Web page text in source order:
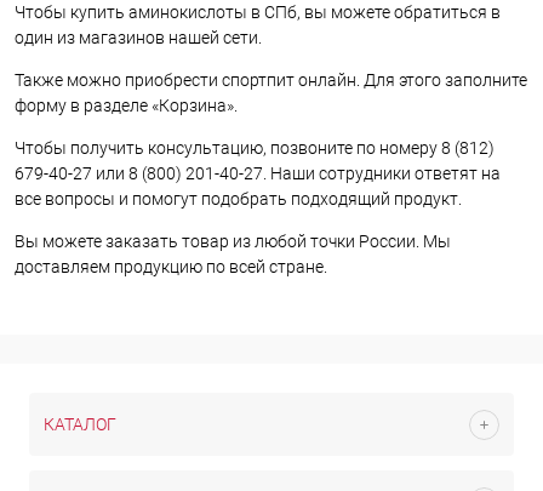
Чтобы купить аминокислоты в СПб, вы можете обратиться в
один из магазинов нашей сети.
Также можно приобрести спортпит онлайн. Для этого заполните
форму в разделе «Корзина».
Чтобы получить консультацию, позвоните по номеру 8 (812)
679-40-27 или 8 (800) 201-40-27. Наши сотрудники ответят на
все вопросы и помогут подобрать подходящий продукт.
Вы можете заказать товар из любой точки России. Мы
доставляем продукцию по всей стране.
КАТАЛОГ